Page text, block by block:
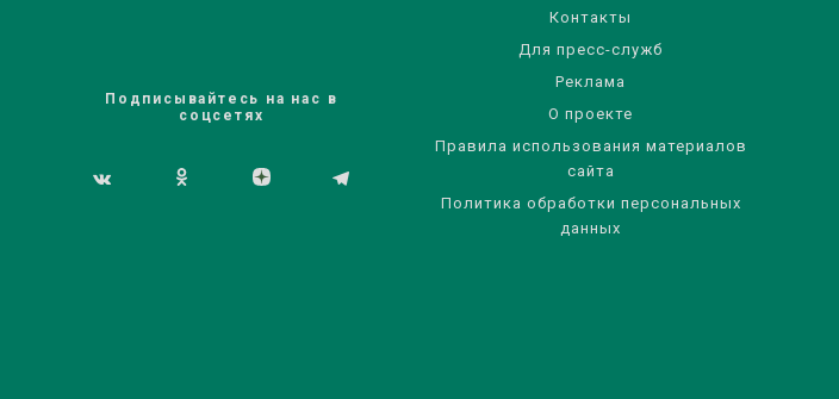
Подписывайтесь на нас в
соцсетях
Контакты
Для пресс-служб
Реклама
О проекте
Правила использования материалов
сайта
Политика обработки персональных
данных